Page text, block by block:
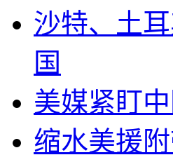
沙特、土
国
美媒紧盯
缩水美援